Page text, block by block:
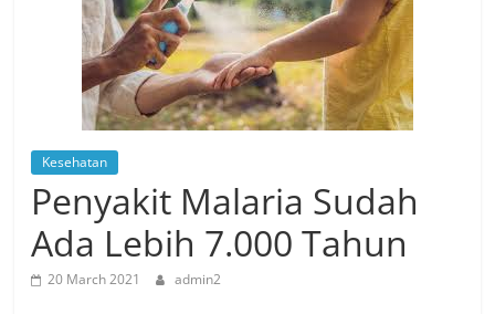
Kesehatan
Penyakit Malaria Sudah
Ada Lebih 7.000 Tahun
20 March 2021 admin2